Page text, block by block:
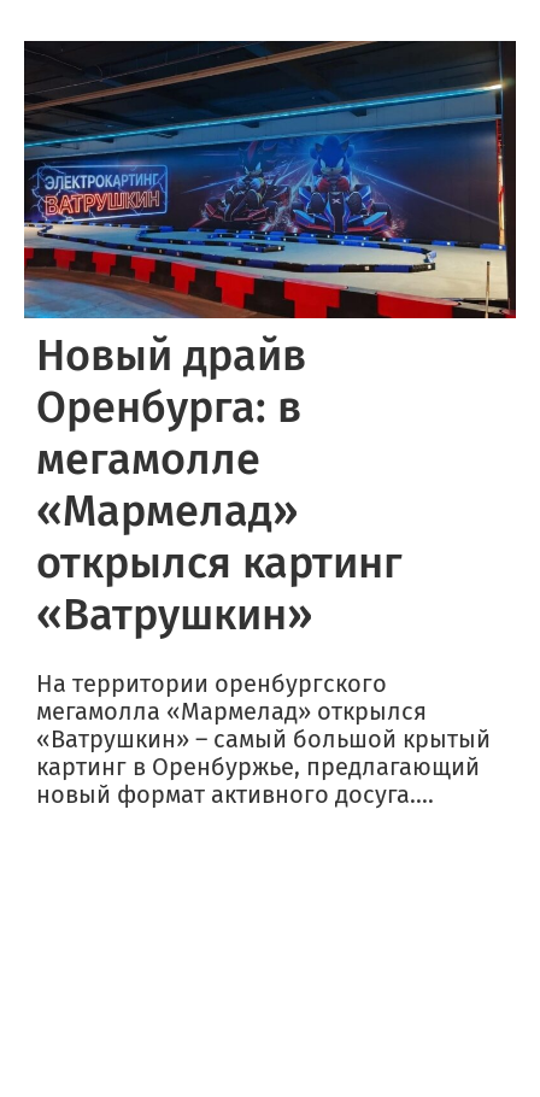
Новый драйв
Оренбурга: в
мегамолле
«Мармелад»
открылся картинг
«Ватрушкин»
На территории оренбургского
мегамолла «Мармелад» открылся
«Ватрушкин» – самый большой крытый
картинг в Оренбуржье, предлагающий
новый формат активного досуга....